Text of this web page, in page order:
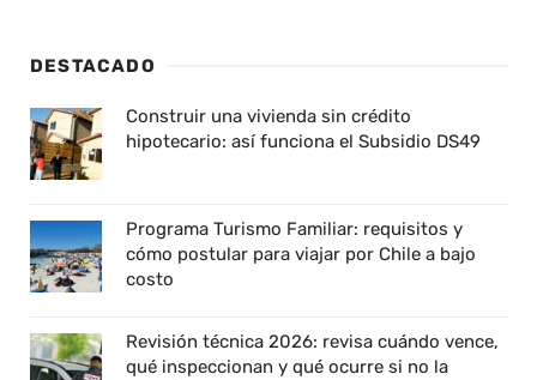
DESTACADO
Construir una vivienda sin crédito
hipotecario: así funciona el Subsidio DS49
Programa Turismo Familiar: requisitos y
cómo postular para viajar por Chile a bajo
costo
Revisión técnica 2026: revisa cuándo vence,
qué inspeccionan y qué ocurre si no la